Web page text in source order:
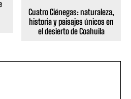
Cuatro Ciénegas: naturaleza,
historia y paisajes únicos en
el desierto de Coahuila